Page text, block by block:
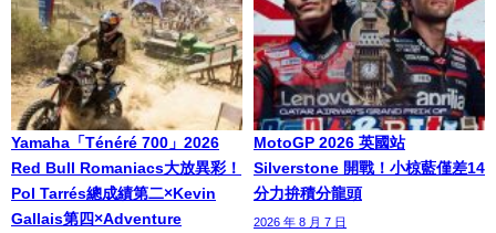
Yamaha「Ténéré 700」2026
Red Bull Romaniacs大放異彩！
Pol Tarrés總成績第二×Kevin
Gallais第四×Adventure
MotoGP 2026 英國站
Silverstone 開戰！小椋藍僅差14
分力拚積分龍頭
2026 年 8 月 7 日